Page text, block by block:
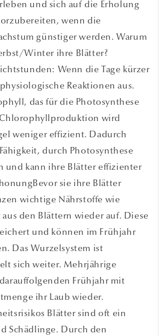
und sich auf die Erholung
wenn die
günstiger werden. Warum
Winter ihre Blätter?
Wenn die Tage kürzer
Reaktionen aus.
das für die Photosynthese
wird
weniger effizient. Dadurch
durch Photosynthese
und kann ihre Blätter effizienter
sie ihre Blätter
wichtige Nährstoffe wie
den Blättern wieder auf. Diese
und können im Frühjahr
Das Wurzelsystem ist
sich weiter. Mehrjährige
Frühjahr mit
ihr Laub wieder.
Blätter sind oft ein
Schädlinge. Durch den